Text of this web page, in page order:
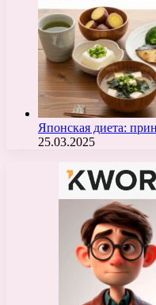
Японская диета:
25.03.2025